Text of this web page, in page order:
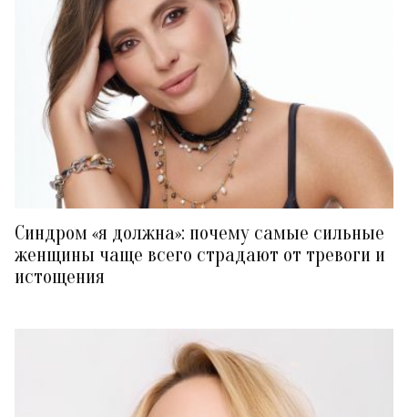
Синдром «я должна»: почему самые сильные
женщины чаще всего страдают от тревоги и
истощения